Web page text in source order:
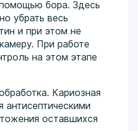
бора. Здесь
убрать весь
и при этом не
При работе
на этом этапе
Кариозная
оставшихся